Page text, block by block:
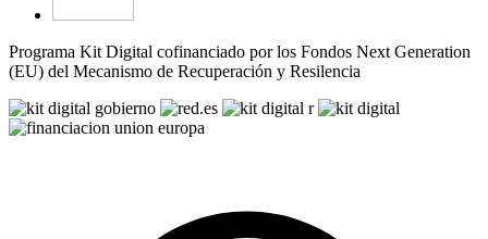
Programa Kit Digital cofinanciado por los Fondos Next Generation
(EU) del Mecanismo de Recuperación y Resilencia